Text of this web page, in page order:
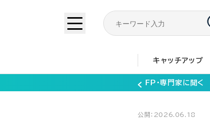
キャッチアップ
FP・専門家に聞く
公開：2026.06.18